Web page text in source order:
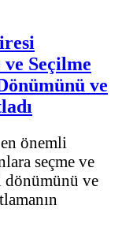
Seçilme
ve
önemli
seçme ve
dönümünü ve